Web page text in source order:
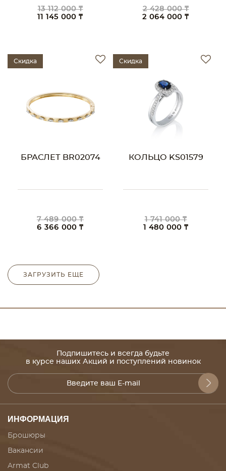
13 112 000 ₸
11 145 000 ₸
2 428 000 ₸
2 064 000 ₸
Скидка
БРАСЛЕТ BR02074
7 489 000 ₸
6 366 000 ₸
Скидка
КОЛЬЦО KS01579
1 741 000 ₸
1 480 000 ₸
ЗАГРУЗИТЬ ЕЩЕ
Подпишитесь и всегда будьте
в курсе наших Акций и поступлений новинок
ИНФОРМАЦИЯ
Брошюры
Вакансии
Armat Club